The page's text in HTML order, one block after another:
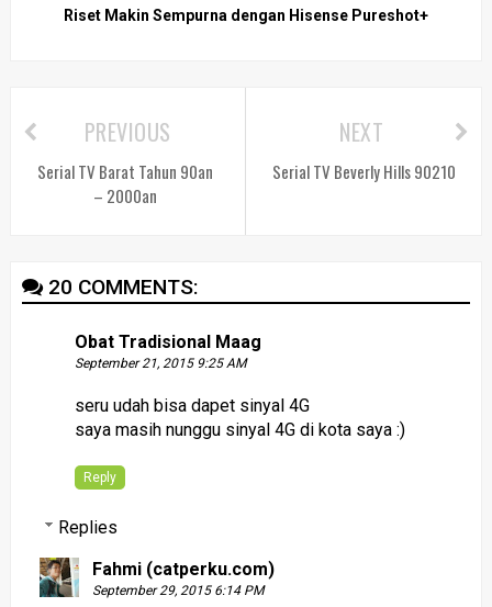
Riset Makin Sempurna dengan Hisense Pureshot+
NEXT
Serial TV Beverly Hills 90210
PREVIOUS
Serial TV Barat Tahun 90an
– 2000an
20 COMMENTS:
Obat Tradisional Maag
September 21, 2015 9:25 AM
seru udah bisa dapet sinyal 4G
saya masih nunggu sinyal 4G di kota saya :)
Reply
Replies
Fahmi (catperku.com)
September 29, 2015 6:14 PM